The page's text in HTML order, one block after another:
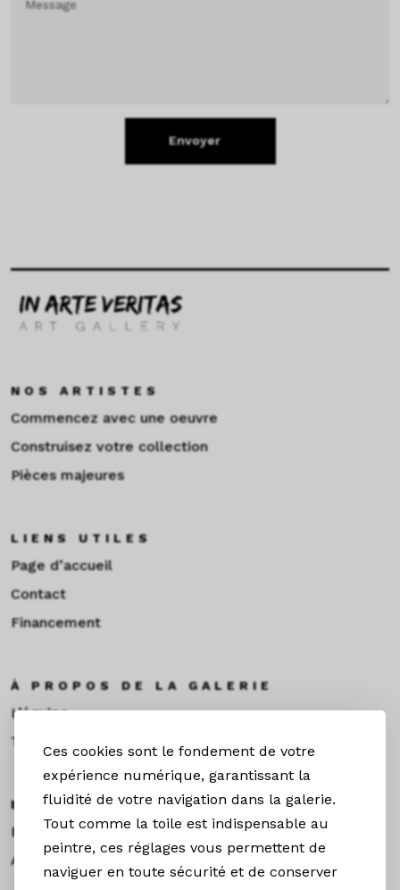
Ces cookies sont le fondement de votre
expérience numérique, garantissant la
fluidité de votre navigation dans la galerie.
Tout comme la toile est indispensable au
peintre, ces réglages vous permettent de
naviguer en toute sécurité et de conserver
Envoyer
NOS ARTISTES
Commencez avec une oeuvre
Construisez votre collection
Pièces majeures
LIENS UTILES
Page d’accueil
Contact
Financement
À PROPOS DE LA GALERIE
L’équipe
Toulouse
EXPOS & ACTUS
Expositions
Actualités